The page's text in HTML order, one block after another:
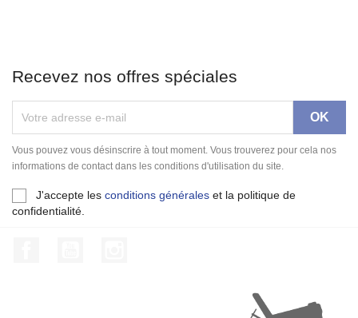
Recevez nos offres spéciales
Vous pouvez vous désinscrire à tout moment. Vous trouverez pour cela nos
informations de contact dans les conditions d'utilisation du site.
J'accepte les conditions générales et la politique de
confidentialité.